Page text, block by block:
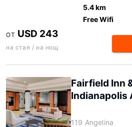
5.4 km
Free Wifi
ОТ USD 243
на стая / на нощ
Fairfield Inn
Indianapolis
119 Angelina